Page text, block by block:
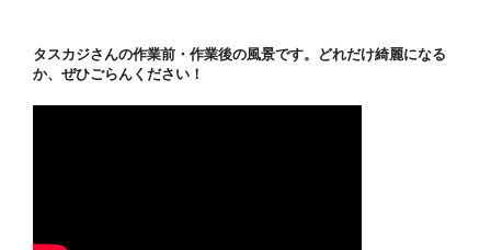
タスカジさんの作業前・作業後の風景です。どれだけ綺麗になる
か、ぜひごらんください！